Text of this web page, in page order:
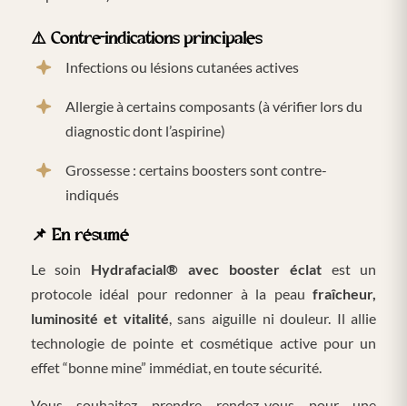
⚠️Contre-indications principales
Infections ou lésions cutanées actives
Allergie à certains composants (à vérifier lors du
diagnostic dont l’aspirine)
Grossesse : certains boosters sont contre-
indiqués
📌 En résumé
Le soin Hydrafacial® avec booster éclatest un
protocole idéal pour redonner à la peaufraîcheur,
luminosité et vitalité, sans aiguille ni douleur. Il allie
technologie de pointe et cosmétique active pour un
effet “bonne mine” immédiat, en toute sécurité.